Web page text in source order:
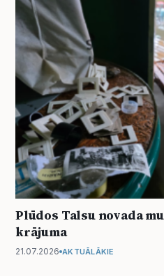
Plūdos Talsu novada
krājuma
21.07.2026 AKTUĀLĀKIE